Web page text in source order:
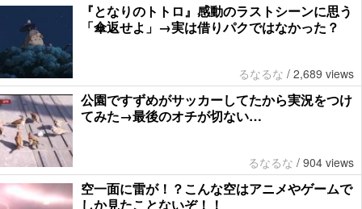
『となりのトトロ』感動のラストシーンに思う
「傘返せよ」→実は借りパクではなかった？
るなるな / 2,689 views
公園ですずめがサッカーしてたから実況をつけ
てみた→最後のオチが切ない…
るなるな / 904 views
空一面に雷が！？こんな空はアニメやゲームで
しか見たことないぞ！！